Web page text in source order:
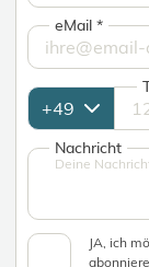
eMail*
Nachricht
JA, ich